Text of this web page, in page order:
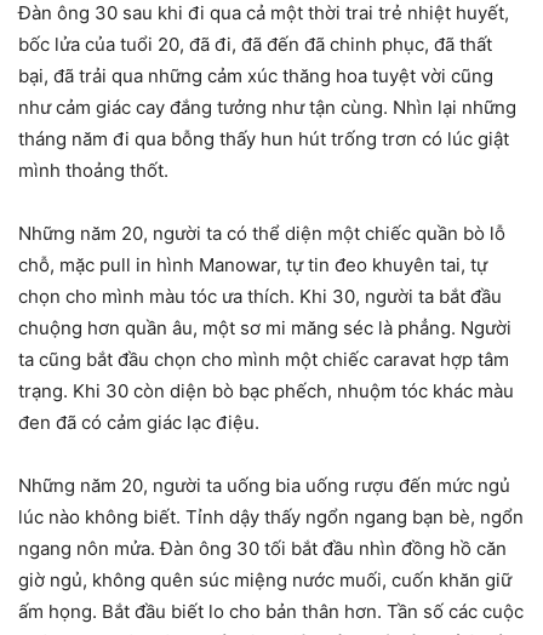
Đàn ông 30 sau khi đi qua cả một thời trai trẻ nhiệt huyết,
bốc lửa của tuổi 20, đã đi, đã đến đã chinh phục, đã thất
bại, đã trải qua những cảm xúc thăng hoa tuyệt vời cũng
như cảm giác cay đắng tưởng như tận cùng. Nhìn lại những
tháng năm đi qua bỗng thấy hun hút trống trơn có lúc giật
mình thoảng thốt.
Những năm 20, người ta có thể diện một chiếc quần bò lỗ
chỗ, mặc pull in hình Manowar, tự tin đeo khuyên tai, tự
chọn cho mình màu tóc ưa thích. Khi 30, người ta bắt đầu
chuộng hơn quần âu, một sơ mi măng séc là phẳng. Người
ta cũng bắt đầu chọn cho mình một chiếc caravat hợp tâm
trạng. Khi 30 còn diện bò bạc phếch, nhuộm tóc khác màu
đen đã có cảm giác lạc điệu.
Những năm 20, người ta uống bia uống rượu đến mức ngủ
lúc nào không biết. Tỉnh dậy thấy ngổn ngang bạn bè, ngổn
ngang nôn mửa. Đàn ông 30 tối bắt đầu nhìn đồng hồ căn
giờ ngủ, không quên súc miệng nước muối, cuốn khăn giữ
ấm họng. Bắt đầu biết lo cho bản thân hơn. Tần số các cuộc